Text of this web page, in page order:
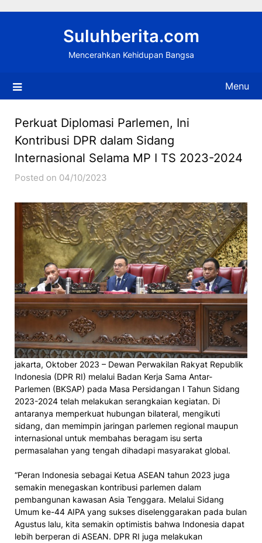
Suluhberita.com
Mencerahkan Kehidupan Bangsa
Menu
Perkuat Diplomasi Parlemen, Ini
Kontribusi DPR dalam Sidang
Internasional Selama MP I TS 2023-2024
Posted on 04/10/2023
jakarta, Oktober 2023 – Dewan Perwakilan Rakyat Republik
Indonesia (DPR RI) melalui Badan Kerja Sama Antar-
Parlemen (BKSAP) pada Masa Persidangan I Tahun Sidang
2023-2024 telah melakukan serangkaian kegiatan. Di
antaranya memperkuat hubungan bilateral, mengikuti
sidang, dan memimpin jaringan parlemen regional maupun
internasional untuk membahas beragam isu serta
permasalahan yang tengah dihadapi masyarakat global.
“Peran Indonesia sebagai Ketua ASEAN tahun 2023 juga
semakin menegaskan kontribusi parlemen dalam
pembangunan kawasan Asia Tenggara. Melalui Sidang
Umum ke-44 AIPA yang sukses diselenggarakan pada bulan
Agustus lalu, kita semakin optimistis bahwa Indonesia dapat
lebih berperan di ASEAN. DPR RI juga melakukan